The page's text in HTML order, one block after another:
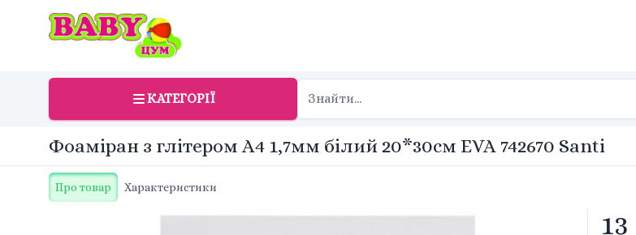
КАТЕГОРІЇ
Фоаміран з глітером А4 1,7мм білий 20*30см EVA 742670 Santi
Про товар Характеристики